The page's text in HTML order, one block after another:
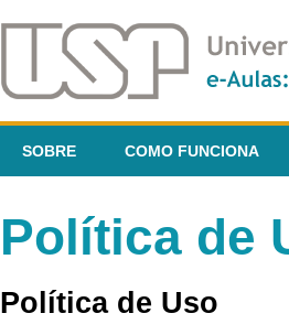
SOBRE COMO FUNCIONA
Política de
Política de Uso